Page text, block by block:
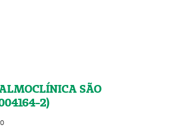
SÃO
2)